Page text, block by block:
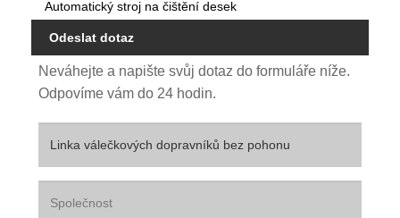
Automatický stroj na čištění desek
Odeslat dotaz
Neváhejte a napište svůj dotaz do formuláře níže.
Odpovíme vám do 24 hodin.